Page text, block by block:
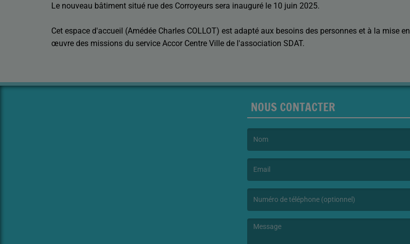
Le nouveau bâtiment situé rue des Corroyeurs sera inauguré le 10 juin 2025.
Cet espace d'accueil (Amédée Charles COLLOT) est adapté aux besoins des personnes et à la mise en
œuvre des missions du service Accor Centre Ville de l'association SDAT.
NOUS CONTACTER